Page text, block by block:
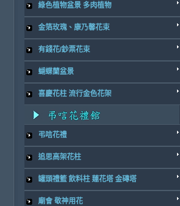
綠色植物盆景 多肉植物
金箔玫瑰、康乃馨花束
有錢花/鈔票花束
蝴蝶蘭盆景
喜慶花柱 流行金色花架
弔唁花禮
追思高架花柱
罐頭禮籃 飲料柱 蓮花塔 金磚塔
廟會 敬神用花